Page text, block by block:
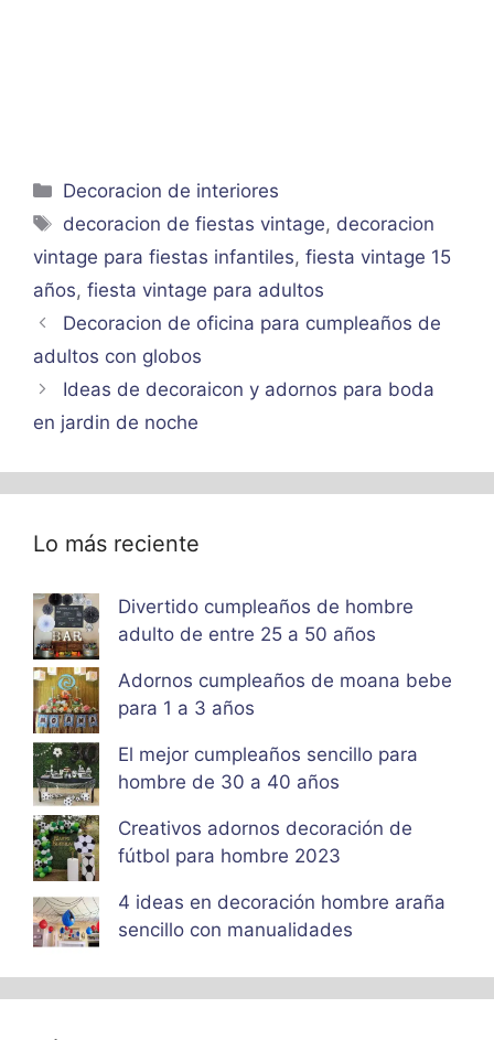
Categorías
Decoracion de interiores
Etiquetas
decoracion de fiestas vintage, decoracion
vintage para fiestas infantiles, fiesta vintage 15
años, fiesta vintage para adultos
Decoracion de oficina para cumpleaños de
adultos con globos
Ideas de decoraicon y adornos para boda
en jardin de noche
Lo más reciente
Divertido cumpleaños de hombre
adulto de entre 25 a 50 años
Adornos cumpleaños de moana bebe
para 1 a 3 años
El mejor cumpleaños sencillo para
hombre de 30 a 40 años
Creativos adornos decoración de
fútbol para hombre 2023
4 ideas en decoración hombre araña
sencillo con manualidades